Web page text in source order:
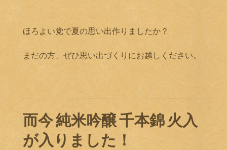
ほろよい党で夏の思い出作りましたか？
まだの方、ぜひ思い出づくりにお越しください。
而今 純米吟醸 千本錦 火入
が入りました！